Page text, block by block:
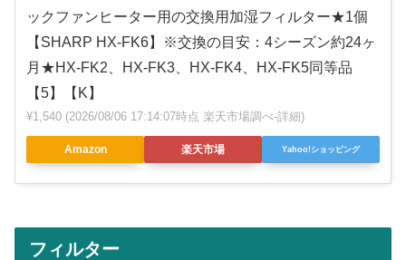
ックファンヒーター用の交換用加湿フィルター★1個
【SHARP HX-FK6】※交換の目安：4シーズン約24ヶ
月★HX-FK2、HX-FK3、HX-FK4、HX-FK5同等品
【5】【K】
¥1,540 (2026/08/06 17:14:07時点 楽天市場調べ-詳細)
Amazon 楽天市場 Yahoo!ショッピング
フィルター